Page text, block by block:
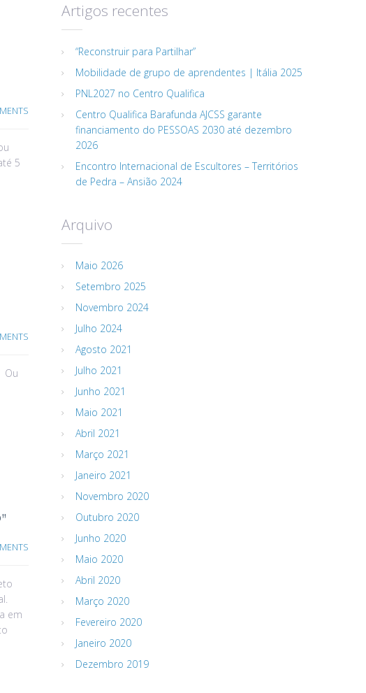
5
Ou
em
Artigos recentes
“Reconstruir para Partilhar”
Mobilidade de grupo de aprendentes | Itália 2025
PNL2027 no Centro Qualifica
Centro Qualifica Barafunda AJCSS garante
financiamento do PESSOAS 2030 até dezembro
2026
Encontro Internacional de Escultores – Territórios
de Pedra – Ansião 2024
Arquivo
Maio 2026
Setembro 2025
Novembro 2024
Julho 2024
Agosto 2021
Julho 2021
Junho 2021
Maio 2021
Abril 2021
Março 2021
Janeiro 2021
Novembro 2020
Outubro 2020
Junho 2020
Maio 2020
Abril 2020
Março 2020
Fevereiro 2020
Janeiro 2020
Dezembro 2019